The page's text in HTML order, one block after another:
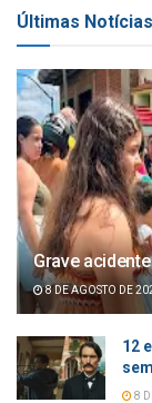
Últimas Notícias
Grave
8 DE AGOSTO DE
12
8